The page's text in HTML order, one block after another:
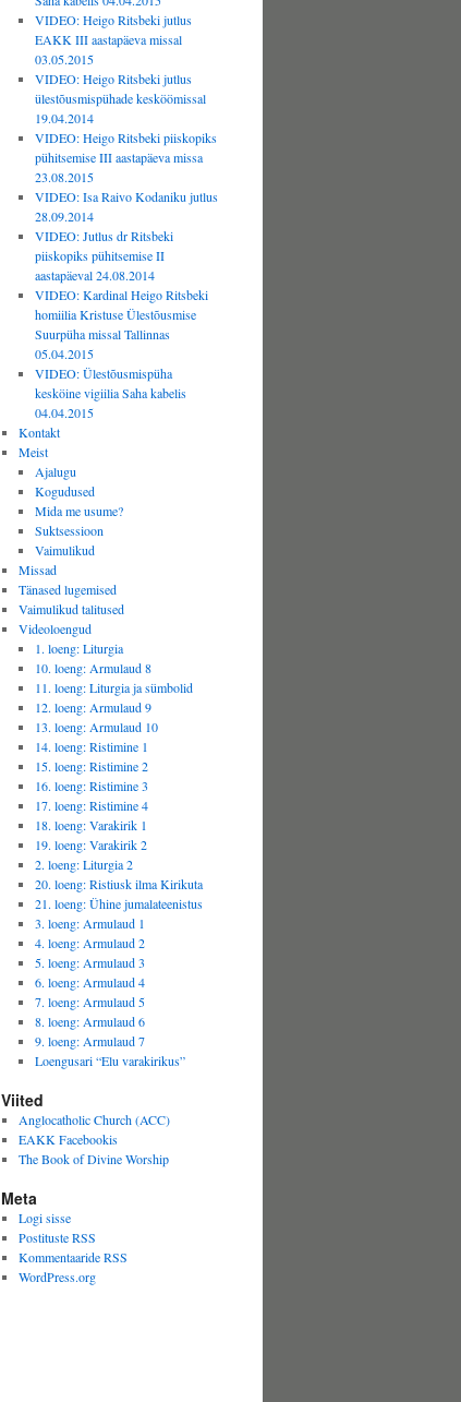
VIDEO: Heigo Ritsbeki jutlus
EAKK III aastapäeva missal
03.05.2015
VIDEO: Heigo Ritsbeki jutlus
ülestõusmispühade kesköömissal
19.04.2014
VIDEO: Heigo Ritsbeki piiskopiks
pühitsemise III aastapäeva missa
23.08.2015
VIDEO: Isa Raivo Kodaniku jutlus
28.09.2014
VIDEO: Jutlus dr Ritsbeki
piiskopiks pühitsemise II
aastapäeval 24.08.2014
VIDEO: Kardinal Heigo Ritsbeki
homiilia Kristuse Ülestõusmise
Suurpüha missal Tallinnas
05.04.2015
VIDEO: Ülestõusmispüha
kesköine vigiilia Saha kabelis
04.04.2015
Kontakt
Meist
Ajalugu
Kogudused
Mida me usume?
Suktsessioon
Vaimulikud
Missad
Tänased lugemised
Vaimulikud talitused
Videoloengud
1. loeng: Liturgia
10. loeng: Armulaud 8
11. loeng: Liturgia ja sümbolid
12. loeng: Armulaud 9
13. loeng: Armulaud 10
14. loeng: Ristimine 1
15. loeng: Ristimine 2
16. loeng: Ristimine 3
17. loeng: Ristimine 4
18. loeng: Varakirik 1
19. loeng: Varakirik 2
2. loeng: Liturgia 2
20. loeng: Ristiusk ilma Kirikuta
21. loeng: Ühine jumalateenistus
3. loeng: Armulaud 1
4. loeng: Armulaud 2
5. loeng: Armulaud 3
6. loeng: Armulaud 4
7. loeng: Armulaud 5
8. loeng: Armulaud 6
9. loeng: Armulaud 7
Loengusari “Elu varakirikus”
Viited
Anglocatholic Church (ACC)
EAKK Facebookis
The Book of Divine Worship
Meta
Logi sisse
Postituste RSS
Kommentaaride RSS
WordPress.org